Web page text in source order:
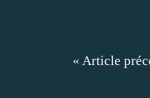
« Article